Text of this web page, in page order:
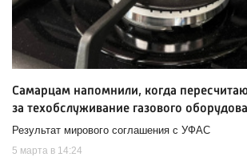
Самарцам напомнили, когда
за техобслуживание газового
Результат мирового соглашения с УФАС
5 марта в 14:24